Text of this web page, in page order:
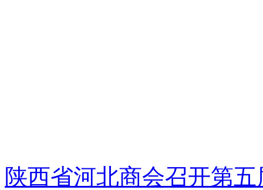
陕西省河北商会召开第